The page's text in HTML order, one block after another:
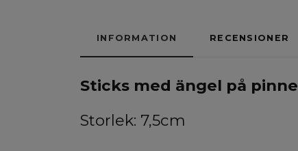
INFORMATION RECENSIONER
Sticks med ängel på pinne
Storlek: 7,5cm